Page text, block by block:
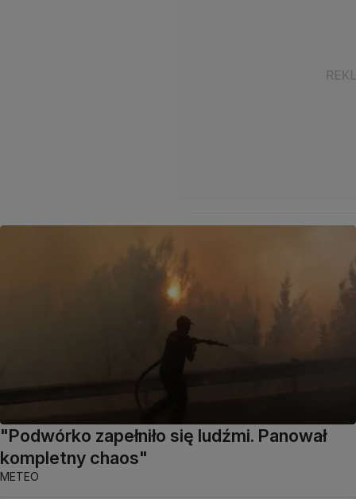
"Podwórko zapełniło się ludźmi. Panował
kompletny chaos"
METEO